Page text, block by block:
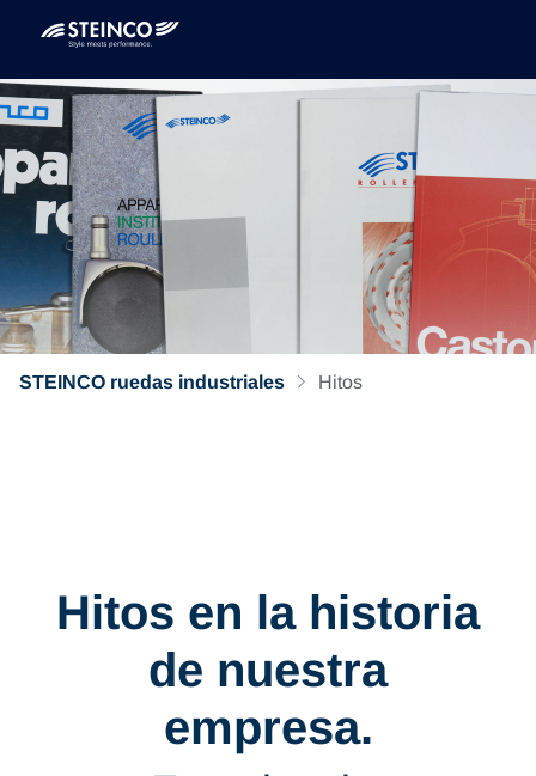
STEINCO ruedas industriales Hitos
Hitos en la historia
de nuestra
empresa.